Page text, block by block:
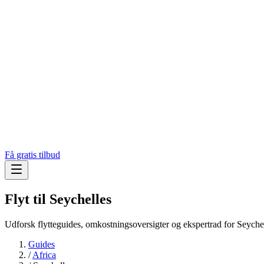
Få gratis tilbud
Flyt til Seychelles
Udforsk flytteguides, omkostningsoversigter og ekspertrad for
Guides
/Africa